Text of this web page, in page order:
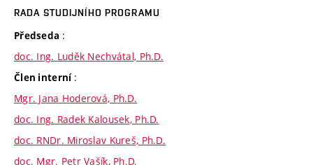
RADA STUDIJNÍHO PROGRAMU
Předseda :
doc. Ing. Luděk Nechvátal, Ph.D.
Člen interní :
Mgr. Jana Hoderová, Ph.D.
doc. Ing. Radek Kalousek, Ph.D.
doc. RNDr. Miroslav Kureš, Ph.D.
doc. Mgr. Petr Vašík, Ph.D.